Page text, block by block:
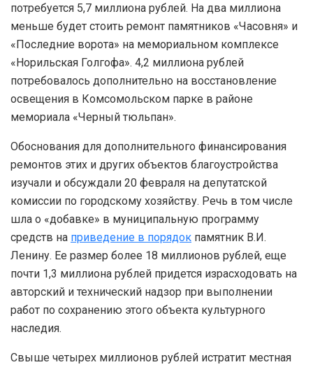
потребуется 5,7 миллиона рублей. На два миллиона
меньше будет стоить ремонт памятников «Часовня» и
«Последние ворота» на мемориальном комплексе
«Норильская Голгофа». 4,2 миллиона рублей
потребовалось дополнительно на восстановление
освещения в Комсомольском парке в районе
мемориала «Черный тюльпан».
Обоснования для дополнительного финансирования
ремонтов этих и других объектов благоустройства
изучали и обсуждали 20 февраля на депутатской
комиссии по городскому хозяйству. Речь в том числе
шла о «добавке» в муниципальную программу
средств на приведение в порядок памятник В.И.
Ленину. Ее размер более 18 миллионов рублей, еще
почти 1,3 миллиона рублей придется израсходовать на
авторский и технический надзор при выполнении
работ по сохранению этого объекта культурного
наследия.
Свыше четырех миллионов рублей истратит местная